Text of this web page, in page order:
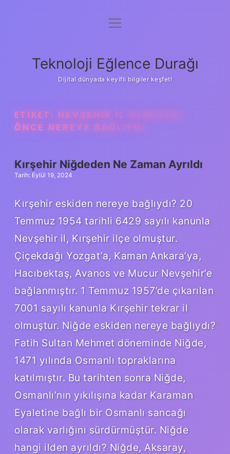
Anasayfa
Yasal Uyarı
menüyü
Teknoloji Eğlence Durağı
Dijital dünyada keyifli bilgiler keşfet!
ETIKET: NEVŞEHIR IL OLMADAN
ÖNCE NEREYE BAĞLIYDI
Kırşehir Niğdeden Ne Zaman Ayrıldı
Tarih: Eylül 19, 2024
Kırşehir eskiden nereye bağlıydı? 20
Temmuz 1954 tarihli 6429 sayılı kanunla
Nevşehir il, Kırşehir ilçe olmuştur.
Çiçekdağı Yozgat’a, Kaman Ankara’ya,
Hacıbektaş, Avanos ve Mucur Nevşehir’e
bağlanmıştır. 1 Temmuz 1957’de çıkarılan
7001 sayılı kanunla Kırşehir tekrar il
olmuştur. Niğde eskiden nereye bağlıydı?
Fatih Sultan Mehmet döneminde Niğde,
1471 yılında Osmanlı topraklarına
katılmıştır. Bu tarihten sonra Niğde,
Osmanlı’nın yıkılışına kadar Karaman
Eyaletine bağlı bir Osmanlı sancağı
olarak varlığını sürdürmüştür. Niğde
hangi ilden ayrıldı? Niğde, Aksaray,